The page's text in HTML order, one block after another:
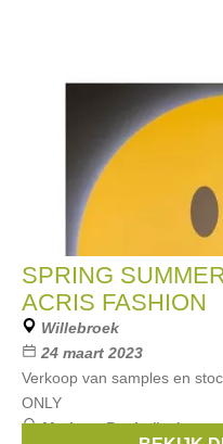
SPRING
ACRIS FASHION
Willebroek
24 maart 2023
Verkoop van samples en
ONLY
Merken: